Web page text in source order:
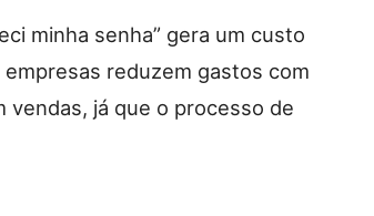
minha senha” gera um custo
empresas reduzem gastos com
vendas, já que o processo de